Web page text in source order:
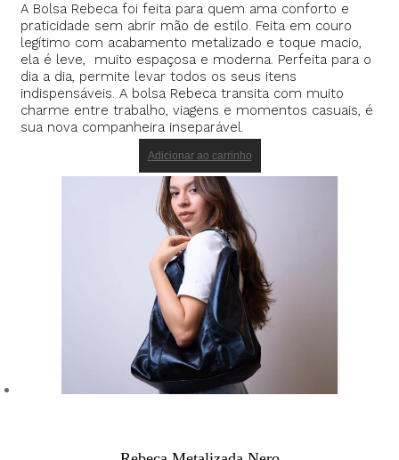
A Bolsa Rebeca foi feita para quem ama conforto e
praticidade sem abrir mão de estilo. Feita em couro
legítimo com acabamento metalizado e toque macio,
ela é leve, muito espaçosa e moderna. Perfeita para o
dia a dia, permite levar todos os seus itens
indispensáveis. A bolsa Rebeca transita com muito
charme entre trabalho, viagens e momentos casuais, é
sua nova companheira inseparável.
Adicionar ao carrinho